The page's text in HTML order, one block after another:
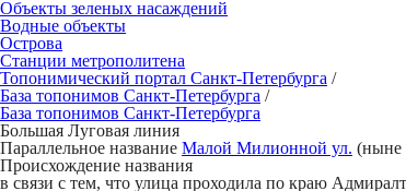
Объекты зеленых насаждений
Водные объекты
Острова
Станции метрополитена
Топонимический портал Санкт-Петербурга /
База топонимов Санкт-Петербурга /
База топонимов Санкт-Петербурга
Большая Луговая линия
Параллельное название Малой Милионной ул. (ныне
Происхождение названия
в связи с тем, что улица проходила по краю